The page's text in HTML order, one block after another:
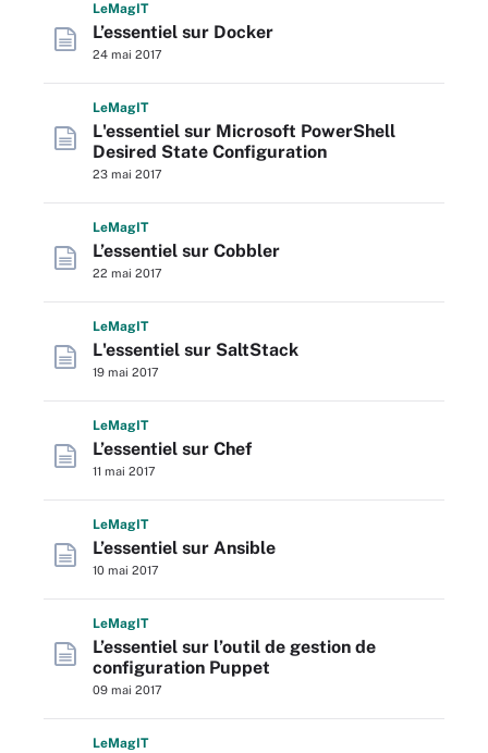
LeMagIT
L’essentiel sur Docker
24 mai 2017
LeMagIT
L'essentiel sur Microsoft PowerShell
Desired State Configuration
23 mai 2017
LeMagIT
L’essentiel sur Cobbler
22 mai 2017
LeMagIT
L'essentiel sur SaltStack
19 mai 2017
LeMagIT
L’essentiel sur Chef
11 mai 2017
LeMagIT
L’essentiel sur Ansible
10 mai 2017
LeMagIT
L’essentiel sur l’outil de gestion de
configuration Puppet
09 mai 2017
LeMagIT